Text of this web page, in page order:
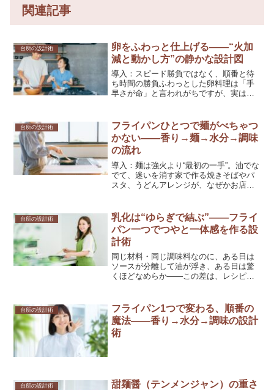
関連記事
台所の設計術
卵をふわっと仕上げる——“火加
減と動かし方”の静かな設計図
導入：スピード勝負ではなく、順番と待
ち時間の勝負ふわっとした卵料理は「手
早さが命」と言われがちですが、実は速
の凝固と水分の移動、そして香りの立ち
上がり。ここに「油へ香...
台所の設計術
フライパンひとつで麺がべちゃつ
かない——香り→麺→水分→調味
の流れ
導入：麺は強火より“最初の一手”。油でな
でて、迷いを消す家で作る焼きそばやパ
スタ、うどんアレンジが、なぜかお店の
って、レシピを増やし、調味料を足し、
火を強くして、余計に...
台所の設計術
乳化は“ゆらぎで結ぶ”——フライ
パン一つでつやと一体感を作る設
計術
同じ材料・同じ調味料なのに、ある日は
ソースが分離して油が浮き、ある日は驚
くほどなめらか——この差は、レシピの
い方に宿ります。むずかしく聞こえます
が、やることはとてもやさ...
台所の設計術
フライパン1つで変わる、順番の
魔法——香り→水分→調味の設計
術
台所の設計術
甜麺醤（テンメンジャン）の重さ